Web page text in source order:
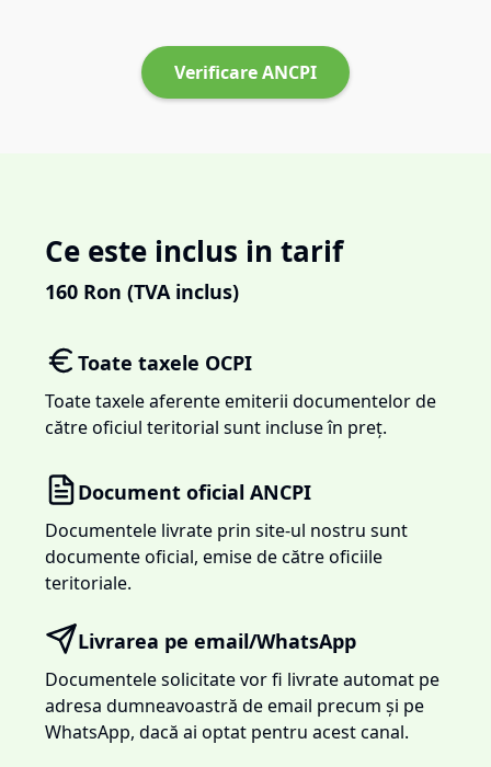
Verificare ANCPI
Ce este inclus in tarif
160 Ron (TVA inclus)
Toate taxele OCPI
Toate taxele aferente emiterii documentelor de
către oficiul teritorial sunt incluse în preț.
Document oficial ANCPI
Documentele livrate prin site-ul nostru sunt
documente oficial, emise de către oficiile
teritoriale.
Livrarea pe email/WhatsApp
Documentele solicitate vor fi livrate automat pe
adresa dumneavoastră de email precum și pe
WhatsApp, dacă ai optat pentru acest canal.